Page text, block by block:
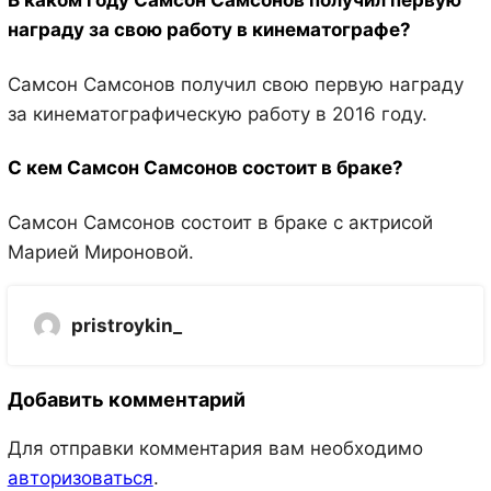
награду за свою работу в кинематографе?
Самсон Самсонов получил свою первую награду
за кинематографическую работу в 2016 году.
С кем Самсон Самсонов состоит в браке?
Самсон Самсонов состоит в браке с актрисой
Марией Мироновой.
pristroykin_
Добавить комментарий
Для отправки комментария вам необходимо
авторизоваться.